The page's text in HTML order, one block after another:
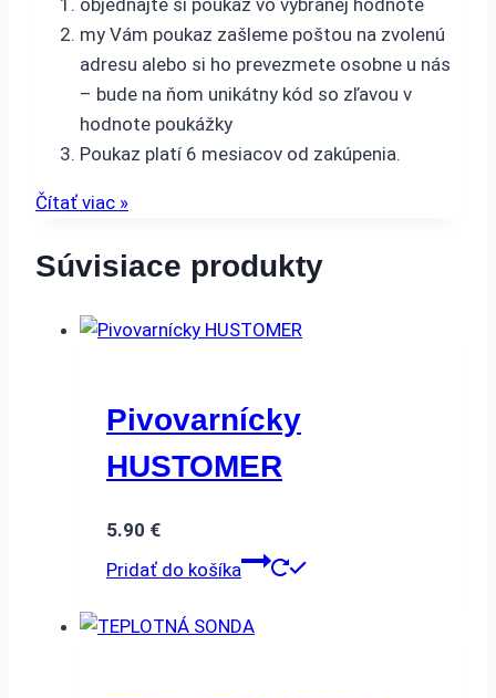
my Vám poukaz zašleme poštou na zvolenú
adresu alebo si ho prevezmete osobne u nás
– bude na ňom unikátny kód so zľavou v
hodnote poukážky
Poukaz platí 6 mesiacov od zakúpenia.
Čítať viac »
Súvisiace produkty
Pivovarnícky
HUSTOMER
5.90 €
Pridať do košíka